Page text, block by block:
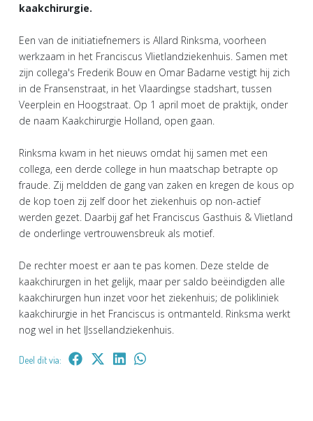
kaakchirurgie.
Een van de initiatiefnemers is Allard Rinksma, voorheen
werkzaam in het Franciscus Vlietlandziekenhuis. Samen met
zijn collega's Frederik Bouw en Omar Badarne vestigt hij zich
in de Fransenstraat, in het Vlaardingse stadshart, tussen
Veerplein en Hoogstraat. Op 1 april moet de praktijk, onder
de naam Kaakchirurgie Holland, open gaan.
Rinksma kwam in het nieuws omdat hij samen met een
collega, een derde college in hun maatschap betrapte op
fraude. Zij meldden de gang van zaken en kregen de kous op
de kop toen zij zelf door het ziekenhuis op non-actief
werden gezet. Daarbij gaf het Franciscus Gasthuis & Vlietland
de onderlinge vertrouwensbreuk als motief.
De rechter moest er aan te pas komen. Deze stelde de
kaakchirurgen in het gelijk, maar per saldo beëindigden alle
kaakchirurgen hun inzet voor het ziekenhuis; de polikliniek
kaakchirurgie in het Franciscus is ontmanteld. Rinksma werkt
nog wel in het IJssellandziekenhuis.
Deel dit via: